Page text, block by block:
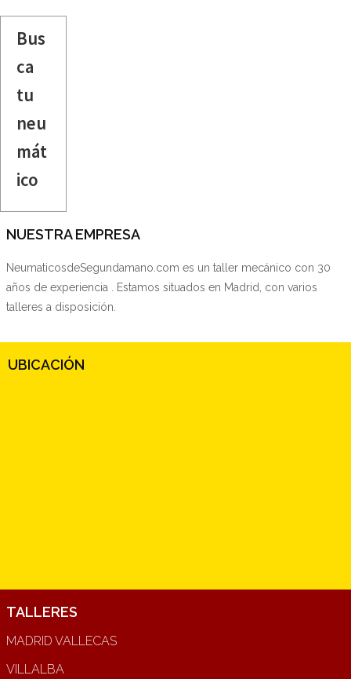
Bus
ca
tu
neu
mát
ico
NUESTRA EMPRESA
NeumaticosdeSegundamano.com es un taller mecánico con 30
años de experiencia . Estamos situados en Madrid, con varios
talleres a disposición.
UBICACIÓN
TALLERES
MADRID VALLECAS
VILLALBA